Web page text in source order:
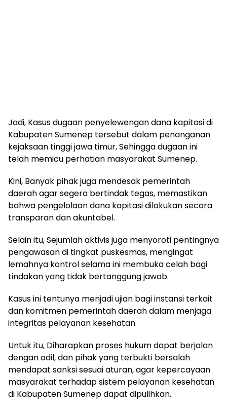
Jadi, Kasus dugaan penyelewengan dana kapitasi di
Kabupaten Sumenep tersebut dalam penanganan
kejaksaan tinggi jawa timur, Sehingga dugaan ini
telah memicu perhatian masyarakat Sumenep.
Kini, Banyak pihak juga mendesak pemerintah
daerah agar segera bertindak tegas, memastikan
bahwa pengelolaan dana kapitasi dilakukan secara
transparan dan akuntabel.
Selain itu, Sejumlah aktivis juga menyoroti pentingnya
pengawasan di tingkat puskesmas, mengingat
lemahnya kontrol selama ini membuka celah bagi
tindakan yang tidak bertanggung jawab.
Kasus ini tentunya menjadi ujian bagi instansi terkait
dan komitmen pemerintah daerah dalam menjaga
integritas pelayanan kesehatan.
Untuk itu, Diharapkan proses hukum dapat berjalan
dengan adil, dan pihak yang terbukti bersalah
mendapat sanksi sesuai aturan, agar kepercayaan
masyarakat terhadap sistem pelayanan kesehatan
di Kabupaten Sumenep dapat dipulihkan.